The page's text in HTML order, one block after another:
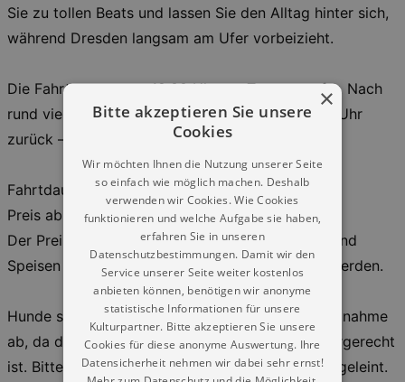
Sie zu tollen Beats und lassen Sie den Alltag hinter sich,
während Dresden langsam am Ufer vorbeizieht.
Die Fahrt startet um 19:00 Uhr am Terrassenufer. Nach
rund vier Stunden kehrt das Schiff gegen 23:00 Uhr
zurück – mit bester Laune im Gepäck.
Fahrtdauer: ca. 4h
Preis ab : 45,00
Der Preis beinhaltet Fahrt und Musik. Getränke und
Speisen können a la carte bestellt und bezahlt werden.
Hunde sind willkommen, jedoch raten wir vor Mitnahme
ab, da die Lautstärke der Veranstaltung nicht tiergerecht
ist. Bitte halten Sie Ihren Vierbeiner dauerhaft angeleint.
×
Bitte akzeptieren Sie unsere
Cookies
Wir möchten Ihnen die Nutzung unserer Seite
so einfach wie möglich machen. Deshalb
verwenden wir Cookies. Wie Cookies
funktionieren und welche Aufgabe sie haben,
erfahren Sie in unseren
Datenschutzbestimmungen. Damit wir den
Service unserer Seite weiter kostenlos
anbieten können, benötigen wir anonyme
statistische Informationen für unsere
Kulturpartner. Bitte akzeptieren Sie unsere
Cookies für diese anonyme Auswertung. Ihre
Datensicherheit nehmen wir dabei sehr ernst!